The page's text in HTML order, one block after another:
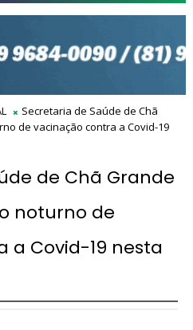
Secretaria de Saúde de Chã
de vacinação contra a Covid-19
de Chã Grande
noturno de
a Covid-19 nesta